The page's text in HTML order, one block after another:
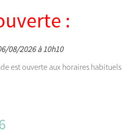
:
08/2026 à 10h10
est ouverte aux horaires habituels